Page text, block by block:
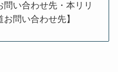
問い合わせ先・本リリ
問い合わせ先】